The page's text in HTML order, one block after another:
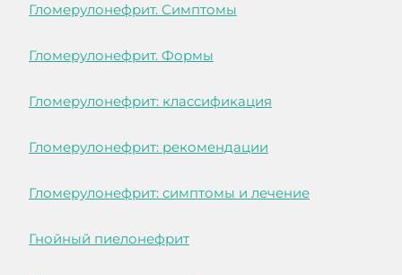
Гломерулонефрит. Симптомы
Гломерулонефрит. Формы
Гломерулонефрит: классификация
Гломерулонефрит: рекомендации
Гломерулонефрит: симптомы и лечение
Гнойный пиелонефрит